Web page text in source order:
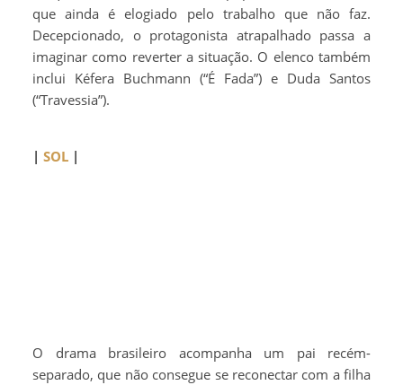
que ainda é elogiado pelo trabalho que não faz.
Decepcionado, o protagonista atrapalhado passa a
imaginar como reverter a situação. O elenco também
inclui Kéfera Buchmann (“É Fada”) e Duda Santos
(“Travessia”).
| SOL |
O drama brasileiro acompanha um pai recém-
separado, que não consegue se reconectar com a filha